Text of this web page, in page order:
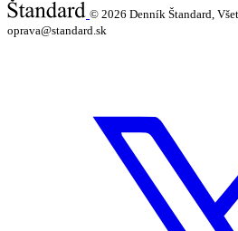
© 2026 Denník Štandard,
oprava@standard.sk